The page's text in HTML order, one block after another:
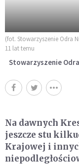
(fot. Stowarzyszenie Odra
11 lat temu
Stowarzyszenie
Na dawnych
jeszcze stu
Krajowej i